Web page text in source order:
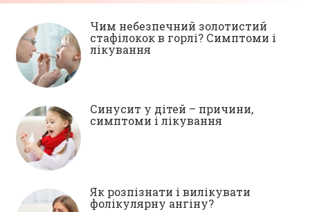
Чим небезпечний золотистий
стафілокок в горлі? Симптоми і
лікування
Синусит у дітей – причини,
симптоми і лікування
Як розпізнати і вилікувати
фолікулярну ангіну?